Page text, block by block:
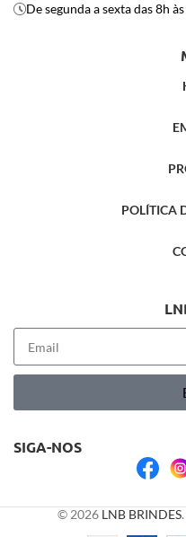
De segunda a sexta das 8h
POLÍTICA
SIGA-NOS
© 2026 LNB BRINDES